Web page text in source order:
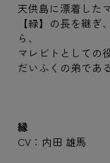
天供島に漂着した
【緑】の長を継
ら、
マレビトとしての
だいふくの弟であ
縁
CV：内田 雄馬